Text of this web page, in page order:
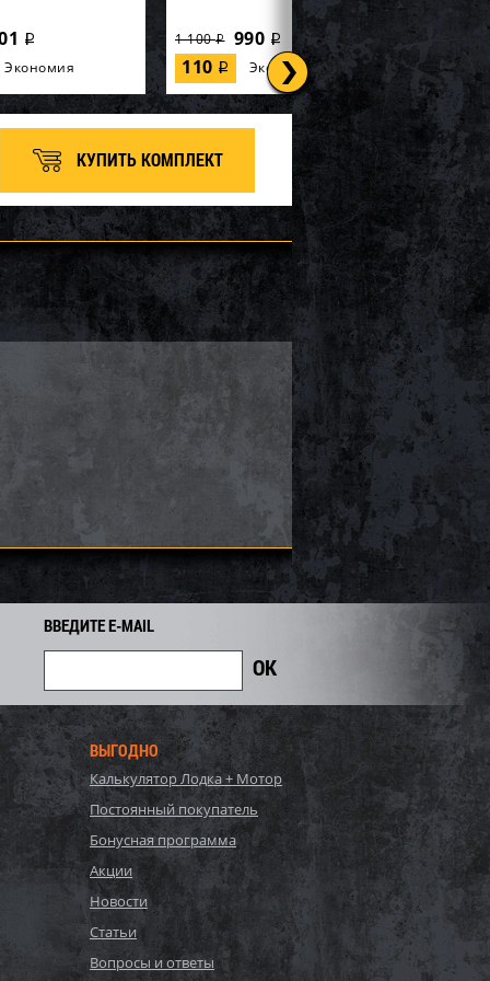
i
Экономия
1 100i 990 i
110 i Экономия
хода)
50-03-045
Экономия
Демпфер (ограничитель хода)
лыжи Yamaha 50-03-044
(ограничитель хода)
50-03-046
1 080i
Демпфер (ограничитель хода)
лыжи Yamaha VK540 50-03-033
900 i 810
90 i Экономия
КУПИТЬ КОМПЛЕКТ
ВВЕДИТЕ E-MAIL
ВЫГОДНО
Калькулятор Лодка + Мотор
Постоянный покупатель
Бонусная программа
Акции
Новости
Статьи
Вопросы и ответы